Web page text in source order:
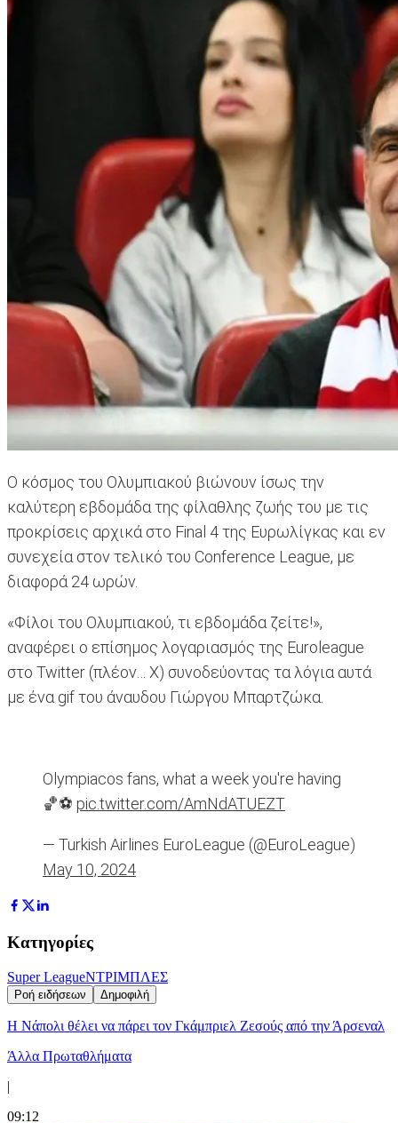
Ο κόσμος του Ολυμπιακού βιώνουν ίσως την
καλύτερη εβδομάδα της φίλαθλης ζωής του με τις
προκρίσεις αρχικά στο Final 4 της Ευρωλίγκας και εν
συνεχεία στον τελικό του Conference League, με
διαφορά 24 ωρών.
«Φίλοι του Ολυμπιακού, τι εβδομάδα ζείτε!»,
αναφέρει ο επίσημος λογαριασμός της Euroleague
στο Twitter (πλέον… X) συνοδεύοντας τα λόγια αυτά
με ένα gif του άναυδου Γιώργου Μπαρτζώκα.
Olympiacos fans, what a week you're having
🏀⚽️ pic.twitter.com/AmNdATUEZT
— Turkish Airlines EuroLeague (@EuroLeague)
May 10, 2024
Κατηγορίες
Super LeagueΝΤΡΙΜΠΛΕΣ
Ροή ειδήσεων Δημοφιλή
Η Νάπολι θέλει να πάρει τον Γκάμπριελ Ζεσούς από την Άρσεναλ
Άλλα Πρωταθλήματα
|
09:12